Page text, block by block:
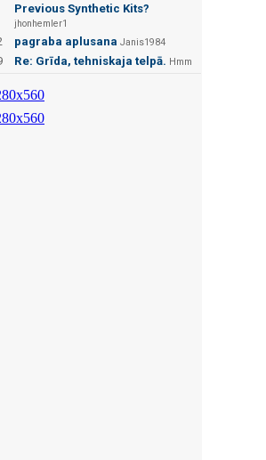
Previous Synthetic Kits?
jhonhemler1
pagraba aplusana Janis1984
Re: Grīda, tehniskaja telpā. Hmm